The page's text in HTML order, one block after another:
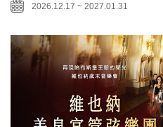
2026.12.17 ~ 2027.01.31